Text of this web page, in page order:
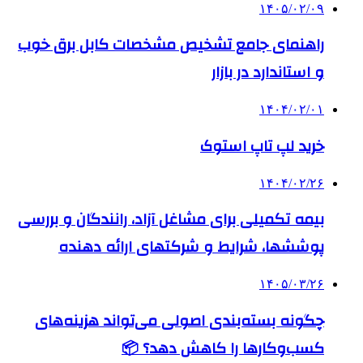
۱۴۰۵/۰۲/۰۹
راهنمای جامع تشخیص مشخصات کابل برق خوب
و استاندارد در بازار
۱۴۰۴/۰۲/۰۱
خرید لپ تاپ استوک
۱۴۰۴/۰۲/۲۶
بیمه تکمیلی برای مشاغل آزاد، رانندگان و بررسی
پوششها، شرایط و شرکتهای ارائه دهنده
۱۴۰۵/۰۳/۲۶
چگونه بسته‌بندی اصولی می‌تواند هزینه‌های
کسب‌وکارها را کاهش دهد؟ 📦